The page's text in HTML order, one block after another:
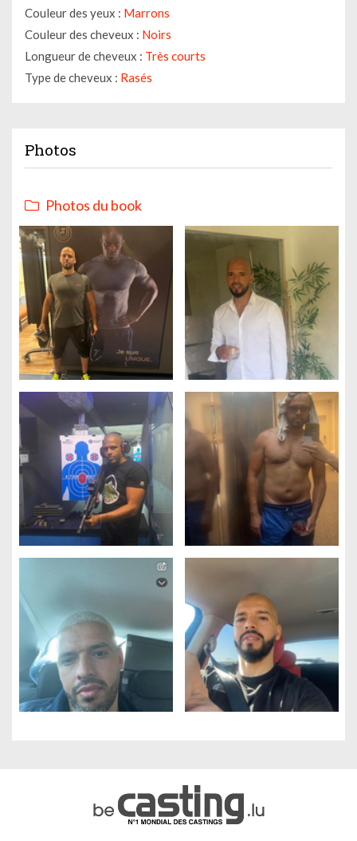
Couleur des yeux : Marrons
Couleur des cheveux : Noirs
Longueur de cheveux : Très courts
Type de cheveux : Rasés
Photos
Photos du book